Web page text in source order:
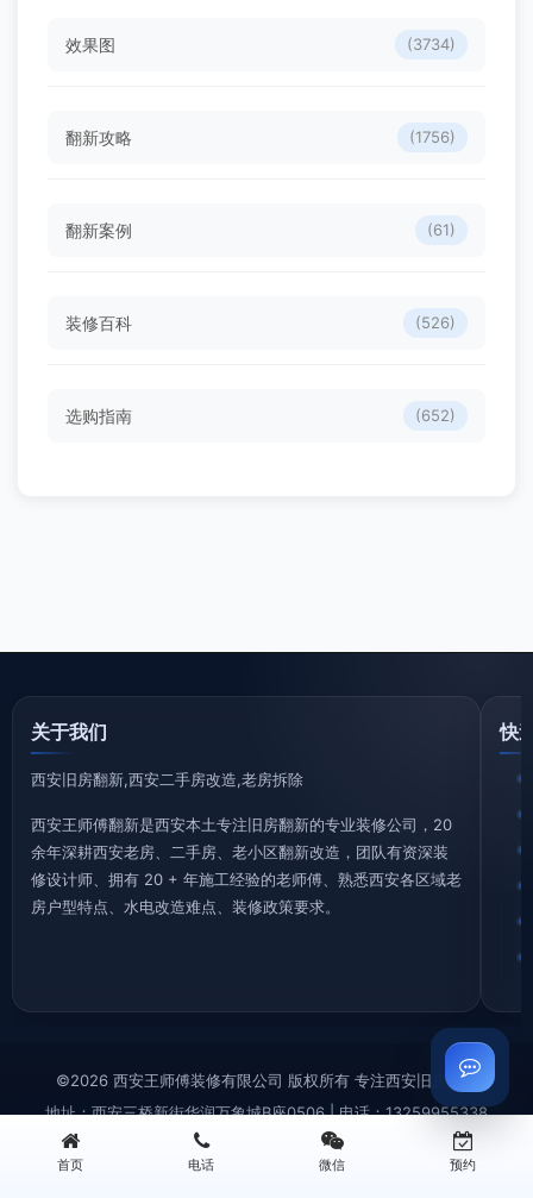
效果图 (3734)
翻新攻略 (1756)
翻新案例 (61)
装修百科 (526)
选购指南 (652)
关于我们
西安旧房翻新,西安二手房改造,老房拆除
西安王师傅翻新是西安本土专注旧房翻新的专业装修公司，20
余年深耕西安老房、二手房、老小区翻新改造，团队有资深装
修设计师、拥有 20 + 年施工经验的老师傅、熟悉西安各区域老
房户型特点、水电改造难点、装修政策要求。
快
©2026 西安王师傅装修有限公司 版权所有 专注西安旧房翻新
地址：西安三桥新街华润万象城B座0506 | 电话：13259955338
西安旧房拆除|老房拆迁拆旧|砸墙铲墙|垃圾清运—王师傅装修
首页 电话 微信 预约